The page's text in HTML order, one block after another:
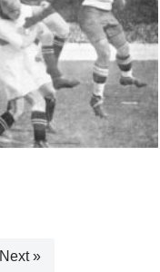
Next »